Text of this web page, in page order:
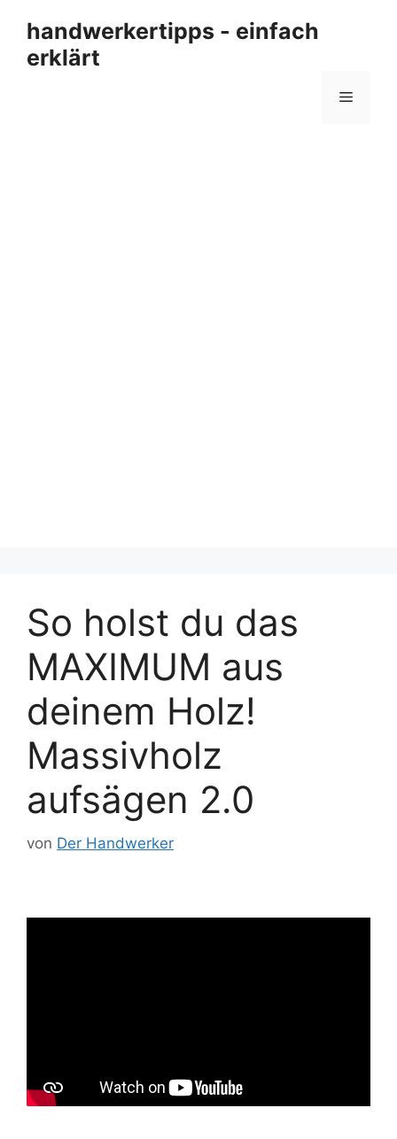
Inhalt
springen
handwerkertipps - einfach
erklärt
Menü
So holst du das
MAXIMUM aus
deinem Holz!
Massivholz
aufsägen 2.0
von Der Handwerker